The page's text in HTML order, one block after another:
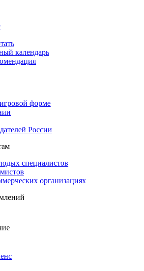
календарь
форме
России
специалистов
организациях